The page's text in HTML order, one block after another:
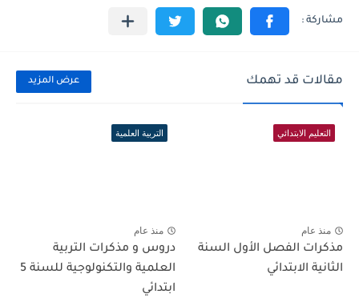
مقالات قد تهمك عرض المزيد
التعليم الابتدائي
منذ عام
مذكرات الفصل الأول السنة
الثانية الابتدائي
التربية العلمية
منذ عام
دروس و مذكرات التربية
العلمية والتكنولوجية للسنة 5
ابتدائي